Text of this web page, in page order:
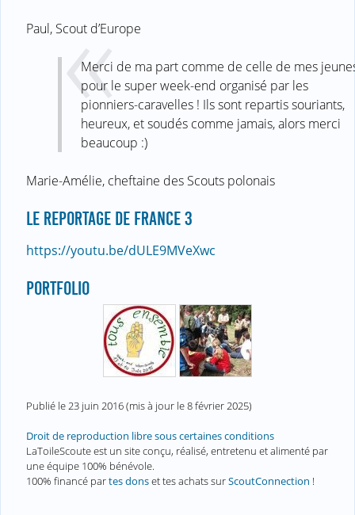
Paul, Scout d’Europe
Merci de ma part comme de celle de mes
pour le super week-end organisé par les
pionniers-caravelles ! Ils sont repartis souriants,
heureux, et soudés comme jamais, alors merci
beaucoup :)
Marie-Amélie, cheftaine des Scouts polonais
LE REPORTAGE DE FRANCE 3
https://youtu.be/dULE9MVeXwc
PORTFOLIO
Publié le23 juin 2016(mis à jour le8 février 2025)
Droit de reproduction libre sous certaines conditions
LaToileScoute est un site conçu, réalisé, entretenu et alimenté par
une équipe 100% bénévole.
100% financé partes donset tes achats surScoutConnection !